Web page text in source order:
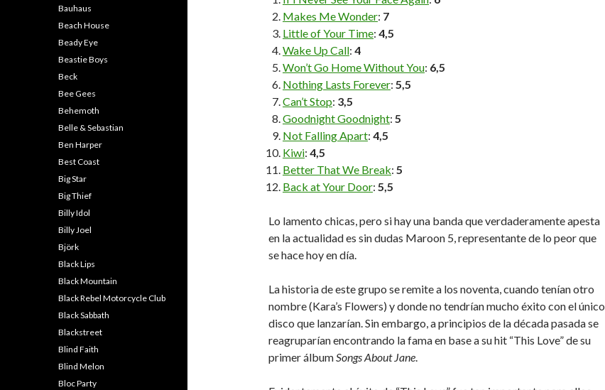
Makes Me Wonder: 7
Little of Your Time: 4,5
Wake Up Call: 4
Won’t Go Home Without You: 6,5
Nothing Lasts Forever: 5,5
Can’t Stop: 3,5
Goodnight Goodnight: 5
Not Falling Apart: 4,5
Kiwi: 4,5
Better That We Break: 5
Back at Your Door: 5,5
Lo lamento chicas, pero si hay una banda que verdaderamente apesta
en la actualidad es sin dudas Maroon 5, representante de lo peor que
se hace hoy en día.
La historia de este grupo se remite a los noventa, cuando tenían otro
nombre (Kara’s Flowers) y donde no tendrían mucho éxito con el único
disco que lanzarían. Sin embargo, a principios de la década pasada se
reagruparían encontrando la fama en base a su hit “This Love” de su
primer álbumSongs About Jane.
Bauhaus
Beach House
Beady Eye
Beastie Boys
Beck
Bee Gees
Behemoth
Belle & Sebastian
Ben Harper
Best Coast
Big Star
Big Thief
Billy Idol
Billy Joel
Björk
Black Lips
Black Mountain
Black Rebel Motorcycle Club
Black Sabbath
Blackstreet
Blind Faith
Blind Melon
Bloc Party